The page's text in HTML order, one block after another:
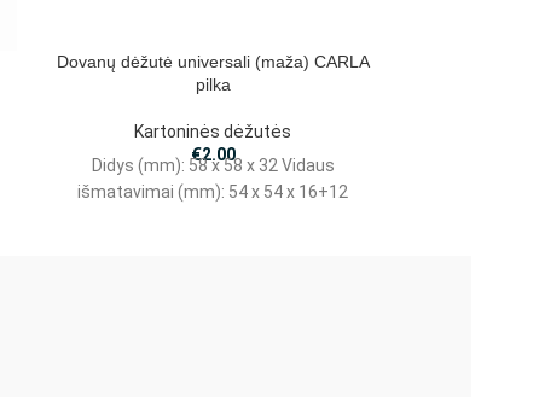
Dovanų dėžutė universali (maža) CARLA
pilka
Kartoninės dėžutės
€2.00
Didys (mm): 58 x 58 x 32 Vidaus
išmatavimai (mm): 54 x 54 x 16+12